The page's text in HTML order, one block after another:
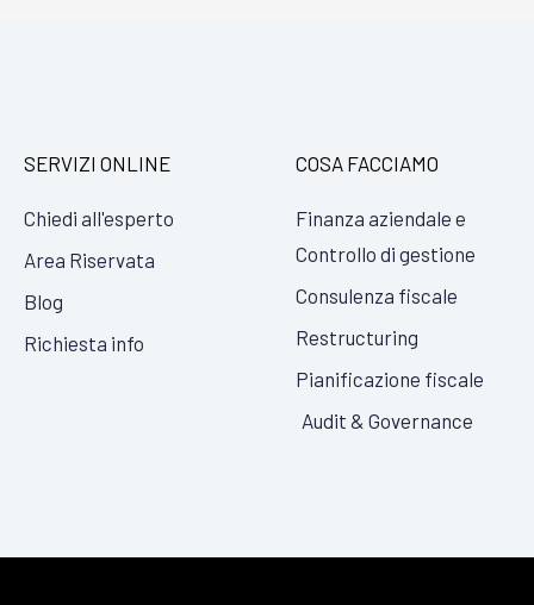
SERVIZI ONLINE
Chiedi all'esperto
Area Riservata
Blog
Richiesta info
COSA FACCIAMO
Finanza aziendale e
Controllo di gestione
Consulenza fiscale
Restructuring
Pianificazione fiscale
Audit & Governance